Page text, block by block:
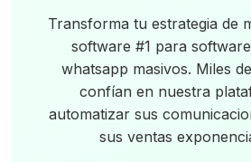
Transforma tu estrategia de
software #1 para
whatsapp masivos. Miles
confían en nuestra
automatizar sus
sus ventas